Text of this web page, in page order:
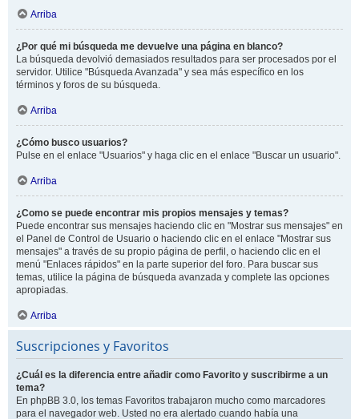
Arriba
¿Por qué mi búsqueda me devuelve una página en blanco?
La búsqueda devolvió demasiados resultados para ser procesados por el
servidor. Utilice "Búsqueda Avanzada" y sea más específico en los
términos y foros de su búsqueda.
Arriba
¿Cómo busco usuarios?
Pulse en el enlace "Usuarios" y haga clic en el enlace "Buscar un usuario".
Arriba
¿Como se puede encontrar mis propios mensajes y temas?
Puede encontrar sus mensajes haciendo clic en "Mostrar sus mensajes" en
el Panel de Control de Usuario o haciendo clic en el enlace "Mostrar sus
mensajes" a través de su propio página de perfil, o haciendo clic en el
menú "Enlaces rápidos" en la parte superior del foro. Para buscar sus
temas, utilice la página de búsqueda avanzada y complete las opciones
apropiadas.
Arriba
Suscripciones y Favoritos
¿Cuál es la diferencia entre añadir como Favorito y suscribirme a un
tema?
En phpBB 3.0, los temas Favoritos trabajaron mucho como marcadores
para el navegador web. Usted no era alertado cuando había una